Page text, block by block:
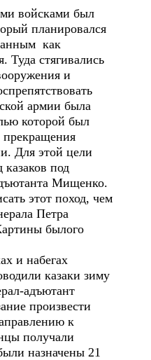
войсками был
планировался
как
Туда стягивались
и
армии была
которой был
прекращения
Для этой цели
под
Мищенко.
этот поход, чем
Петра
былого
и набегах
казаки зиму
адъютант
произвести
к
получали
назначены 21